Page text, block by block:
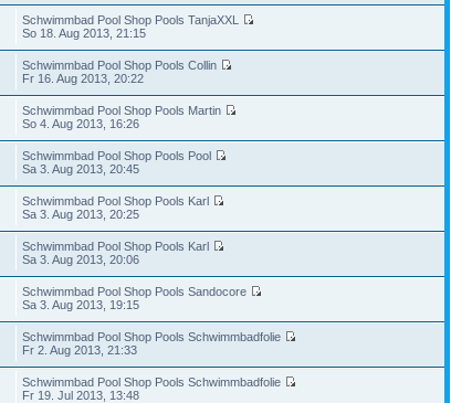
Schwimmbad Pool Shop Pools TanjaXXL
So 18. Aug 2013, 21:15
Schwimmbad Pool Shop Pools Collin
Fr 16. Aug 2013, 20:22
Schwimmbad Pool Shop Pools Martin
So 4. Aug 2013, 16:26
Schwimmbad Pool Shop Pools Pool
Sa 3. Aug 2013, 20:45
Schwimmbad Pool Shop Pools Karl
Sa 3. Aug 2013, 20:25
Schwimmbad Pool Shop Pools Karl
Sa 3. Aug 2013, 20:06
Schwimmbad Pool Shop Pools Sandocore
Sa 3. Aug 2013, 19:15
Schwimmbad Pool Shop Pools Schwimmbadfolie
Fr 2. Aug 2013, 21:33
Schwimmbad Pool Shop Pools Schwimmbadfolie
Fr 19. Jul 2013, 13:48